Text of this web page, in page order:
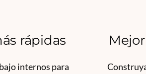
rápidas
internos para